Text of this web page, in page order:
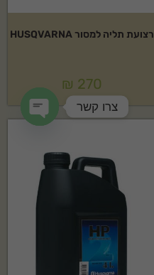
רצועת תליה למסור HUSQVARNA
₪ 270
צרו קשר